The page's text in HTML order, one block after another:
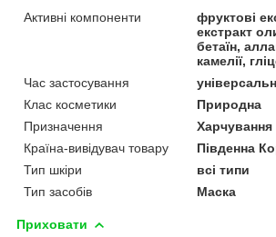
Активні компоненти
фруктові
екстракт
бетаїн,
камелії,
Час застосування
Клас косметики
Природна
Призначення
Харчування
Країна-вивідувач товару
Південна
Тип шкіри
всі типи
Тип засобів
Маска
Приховати